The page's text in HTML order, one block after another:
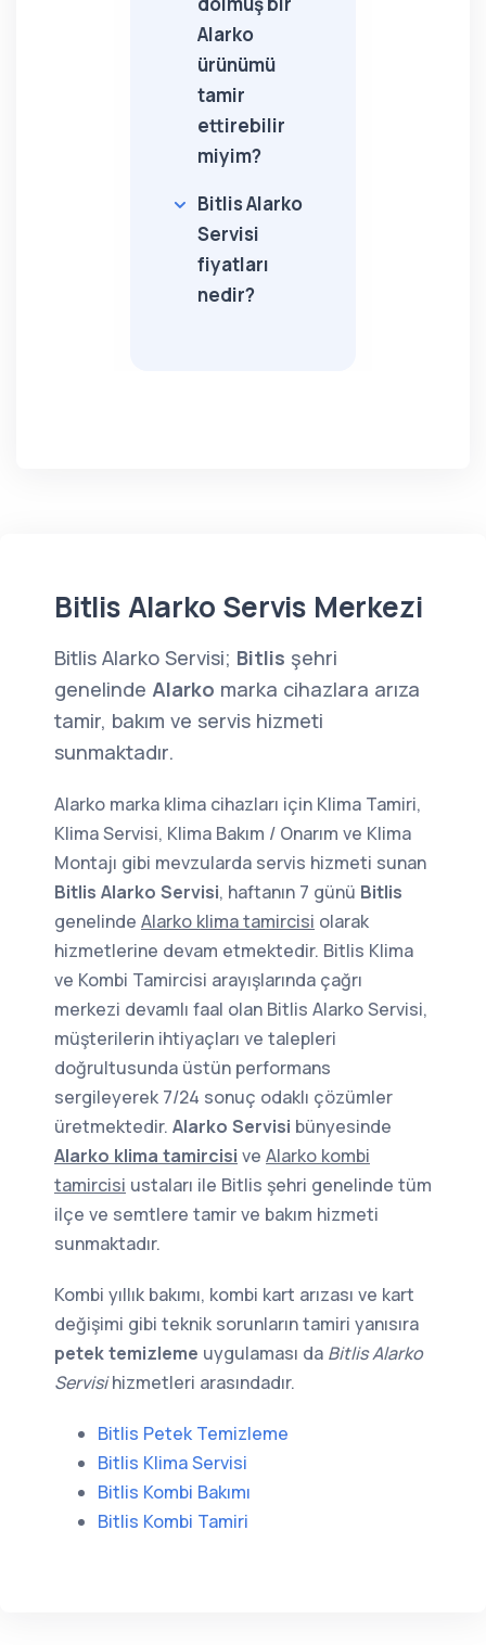
Alarko
ürünümü
tamir
ettirebilir
miyim?
Bitlis Alarko
Servisi
fiyatları
nedir?
Bitlis Alarko Servis Merkezi
Bitlis Alarko Servisi; Bitlis şehri
genelinde Alarko marka cihazlara arıza
tamir, bakım ve servis hizmeti
sunmaktadır.
Alarko marka klima cihazları için Klima Tamiri,
Klima Servisi, Klima Bakım / Onarım ve Klima
Montajı gibi mevzularda servis hizmeti sunan
Bitlis Alarko Servisi, haftanın 7 günü Bitlis
genelinde Alarko klima tamircisi olarak
hizmetlerine devam etmektedir. Bitlis Klima
ve Kombi Tamircisi arayışlarında çağrı
merkezi devamlı faal olan Bitlis Alarko Servisi,
müşterilerin ihtiyaçları ve talepleri
doğrultusunda üstün performans
sergileyerek 7/24 sonuç odaklı çözümler
üretmektedir. Alarko Servisi bünyesinde
Alarko klima tamircisi ve Alarko kombi
tamircisi ustaları ile Bitlis şehri genelinde tüm
ilçe ve semtlere tamir ve bakım hizmeti
sunmaktadır.
Kombi yıllık bakımı, kombi kart arızası ve kart
değişimi gibi teknik sorunların tamiri yanısıra
petek temizleme uygulaması da Bitlis Alarko
Servisihizmetleri arasındadır.
Bitlis Petek Temizleme
Bitlis Klima Servisi
Bitlis Kombi Bakımı
Bitlis Kombi Tamiri